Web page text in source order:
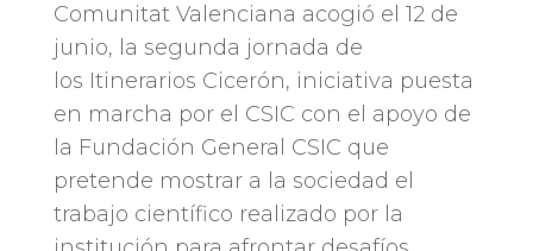
Comunitat Valenciana acogió el 12 de
junio, la segunda jornada de
los Itinerarios Cicerón, iniciativa puesta
en marcha por el CSIC con el apoyo de
la Fundación General CSIC que
pretende mostrar a la sociedad el
trabajo científico realizado por la